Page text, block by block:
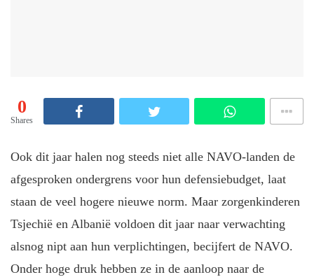
0
Shares
Ook dit jaar halen nog steeds niet alle NAVO-landen de
afgesproken ondergrens voor hun defensiebudget, laat
staan de veel hogere nieuwe norm. Maar zorgenkinderen
Tsjechië en Albanië voldoen dit jaar naar verwachting
alsnog nipt aan hun verplichtingen, becijfert de NAVO.
Onder hoge druk hebben ze in de aanloop naar de